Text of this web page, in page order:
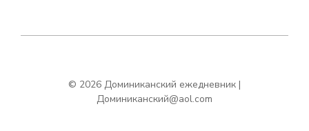
© 2026 Доминиканский ежедневник |
Доминиканский@aol.com